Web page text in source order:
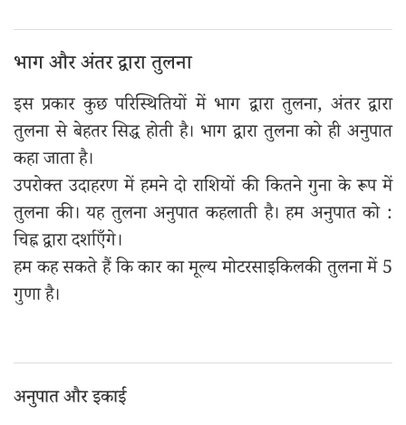
भाग और अंतर द्वारा तुलना
इस प्रकार कुछ परिस्थितियों में भाग द्वारा तुलना, अंतर द्वारा
तुलना से बेहतर सिद्ध होती है। भाग द्वारा तुलना को ही अनुपात
कहा जाता है।
उपरोक्त उदाहरण में हमने दो राशियों की कितने गुना के रूप में
तुलना की। यह तुलना अनुपात कहलाती है। हम अनुपात को :
चिह्न द्वारा दर्शाएँगे।
हम कह सकते हैं कि कार का मूल्य मोटरसाइकिलकी तुलना में 5
गुणा है।
अनुपात और इकाई